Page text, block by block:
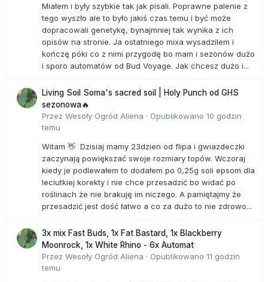
Miałem i były szybkie tak jak pisali. Poprawne palenie z
tego wyszło ale to było jakiś czas temu i być może
dopracowali genetykę, bynajmniej tak wynika z ich
opisów na stronie. Ja ostatniego mixa wysadzilem i
kończę póki co z nimi przygodę bo mam i sezonów dużo
i sporo automatów od Bud Voyage. Jak chcesz dużo i...
Living Soil Soma's sacred soil | Holy Punch od GHS
sezonowa🔥
Przez Wesoły Ogród Aliena · Opublikowano 10 godzin
temu
Witam 👋 Dzisiaj mamy 23dzien od flipa i gwiazdeczki
zaczynają powiększać swoje rozmiary topów. Wczoraj
kiedy je podlewałem to dodałem po 0,25g soli epsom dla
leciutkiej korekty i nie chce przesadzić bo widać po
roślinach że nie brakuję im niczego. A pamiętajmy że
przesadzić jest dość łatwo a co za dużo to nie zdrowo...
3x mix Fast Buds, 1x Fat Bastard, 1x Blackberry
Moonrock, 1x White Rhino - 6x Automat
Przez Wesoły Ogród Aliena · Opublikowano 11 godzin
temu